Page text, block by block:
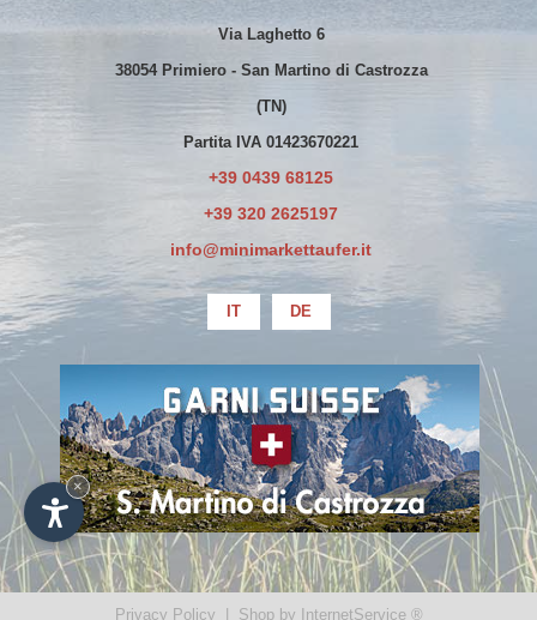
Via Laghetto 6
38054 Primiero - San Martino di Castrozza
(TN)
Partita IVA 01423670221
+39 0439 68125
+39 320 2625197
info@minimarkettaufer.it
IT DE
di erogazioni già oggetto di pubblicazione
sul Registro Nazionale degli Aiuti di Stato
Privacy Policy | Shop by InternetService ®
×